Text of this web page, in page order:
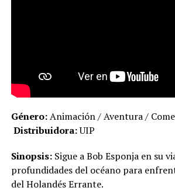
Género:Animación / Aventura /
Distribuidora:UIP
Sinopsis:Sigue a Bob Esponja en su
profundidades del océano para
del Holandés Errante.